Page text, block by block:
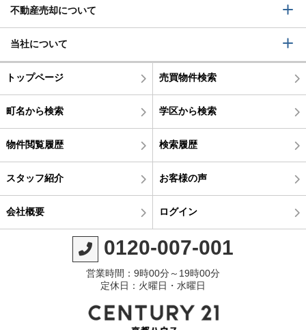
不動産売却について
当社について
トップページ 売買物件検索
町名から検索 学区から検索
物件閲覧履歴 検索履歴
スタッフ紹介 お客様の声
会社概要 ログイン
0120-007-001
営業時間：9時00分～19時00分
定休日：火曜日・水曜日